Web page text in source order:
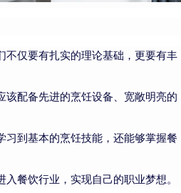
不仅要有扎实的理论基础，更要有丰
该配备先进的烹饪设备、宽敞明亮的
习到基本的烹饪技能，还能够掌握餐
餐饮行业，实现自己的职业梦想。